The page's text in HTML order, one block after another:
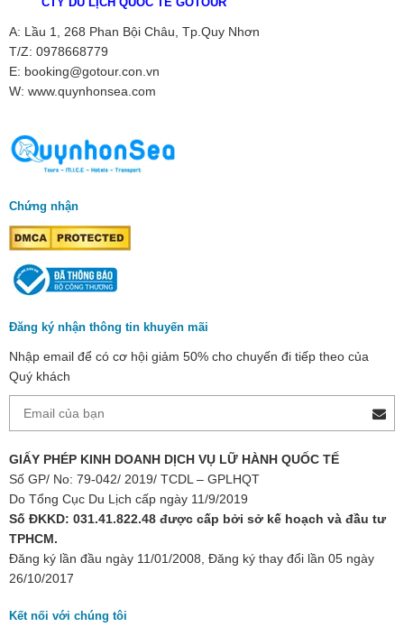
A: Lầu 1, 268 Phan Bội Châu, Tp.Quy Nhơn
T/Z: 0978668779
E: booking@gotour.con.vn
W: www.quynhonsea.com
Chứng nhận
Đăng ký nhận thông tin khuyến mãi
Nhập email để có cơ hội giảm 50% cho chuyến đi tiếp theo của
Quý khách
GIẤY PHÉP KINH DOANH DỊCH VỤ LỮ HÀNH QUỐC TẾ
Số GP/ No: 79-042/ 2019/ TCDL – GPLHQT
Do Tổng Cục Du Lịch cấp ngày 11/9/2019
Số ĐKKD: 031.41.822.48 được cấp bởi sở kế hoạch và đầu tư
TPHCM.
Đăng ký lần đầu ngày 11/01/2008, Đăng ký thay đổi lần 05 ngày
26/10/2017
Kết nối với chúng tôi